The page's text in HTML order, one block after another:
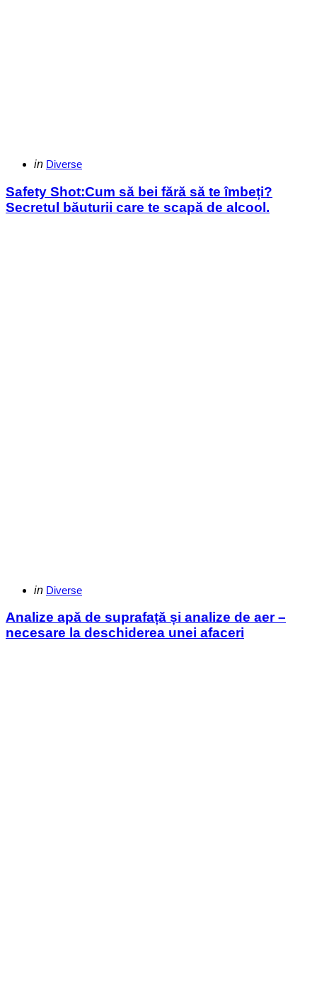
Categories
Posted
in Diverse
Safety Shot:Cum să bei fără să te îmbeți?
Secretul băuturii care te scapă de alcool.
Categories
Posted
in Diverse
Analize apă de suprafață și analize de aer –
necesare la deschiderea unei afaceri